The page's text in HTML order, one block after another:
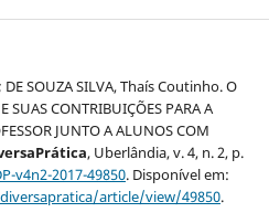
SOUZA SILVA, Thaís Coutinho. O
SUAS CONTRIBUIÇÕES PARA A
JUNTO A ALUNOS COM
, Uberlândia, v. 4, n. 2, p.
v4n2-2017-49850. Disponível em:
article/view/49850.